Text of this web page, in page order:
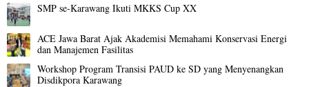
SMP se-Karawang Ikuti MKKS Cup XX
ACE Jawa Barat Ajak Akademisi Memahami Konservasi Energi
dan Manajemen Fasilitas
Workshop Program Transisi PAUD ke SD yang Menyenangkan
Disdikpora Karawang